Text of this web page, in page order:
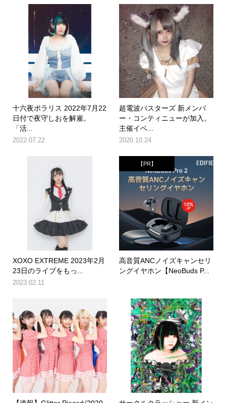
十六夜ポラリス 2022年7月22
日付で夜守しおを解雇。
「活...
2022.07.22
超電波バスターズ 新メンバ
ー・コンティニューが加入。
主催イベ...
2020.10.24
XOXO EXTREME 2023年2月
23日のライブをもっ...
2023.02.11
【PR】
高音質ANCノイズキャンセリ
ングイヤホン【NeoBuds P...